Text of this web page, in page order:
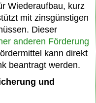
Wiederaufbau, kurz
mit zinsgünstigen
Dieser
anderen Förderung
kann direkt
beantragt werden.
und